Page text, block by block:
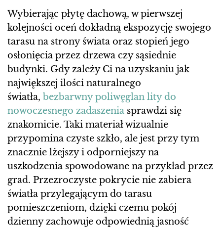
Wybierając płytę dachową, w pierwszej
kolejności oceń dokładną ekspozycję swojego
tarasu na strony świata oraz stopień jego
osłonięcia przez drzewa czy sąsiednie
budynki. Gdy zależy Ci na uzyskaniu jak
największej ilości naturalnego
światła, bezbarwny poliwęglan lity do
nowoczesnego zadaszenia sprawdzi się
znakomicie. Taki materiał wizualnie
przypomina czyste szkło, ale jest przy tym
znacznie lżejszy i odporniejszy na
uszkodzenia spowodowane na przykład przez
grad. Przezroczyste pokrycie nie zabiera
światła przylegającym do tarasu
pomieszczeniom, dzięki czemu pokój
dzienny zachowuje odpowiednią jasność